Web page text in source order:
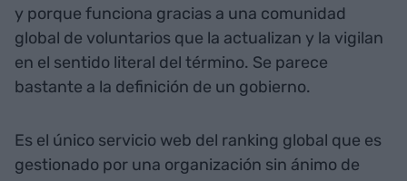
y porque funciona gracias a una comunidad
global de voluntarios que la actualizan y la vigilan
en el sentido literal del término. Se parece
bastante a la definición de un gobierno.
Es el único servicio web del ranking global que es
gestionado por una organización sin ánimo de